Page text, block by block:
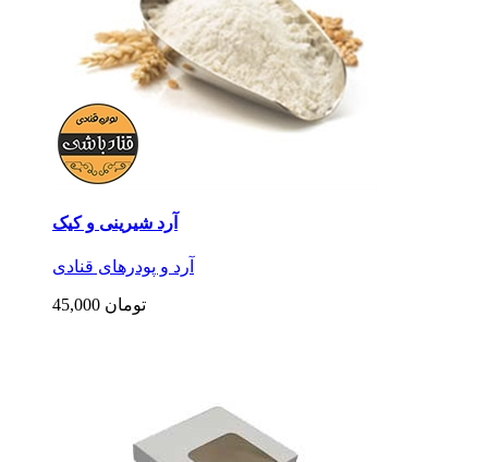
آرد شیرینی و کیک
آرد و پودرهای قنادی
45,000 تومان